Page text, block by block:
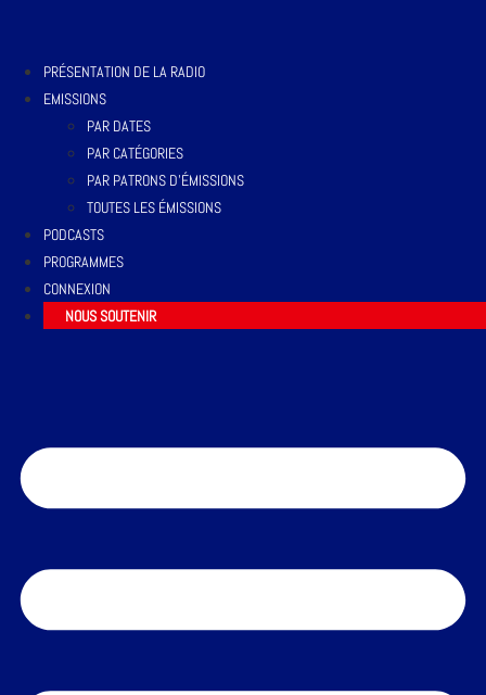
PRÉSENTATION DE LA RADIO
EMISSIONS
PAR DATES
PAR CATÉGORIES
PAR PATRONS D’ÉMISSIONS
TOUTES LES ÉMISSIONS
PODCASTS
PROGRAMMES
CONNEXION
NOUS SOUTENIR